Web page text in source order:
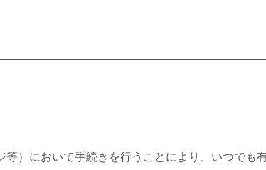
）において手続きを行うことにより、いつでも